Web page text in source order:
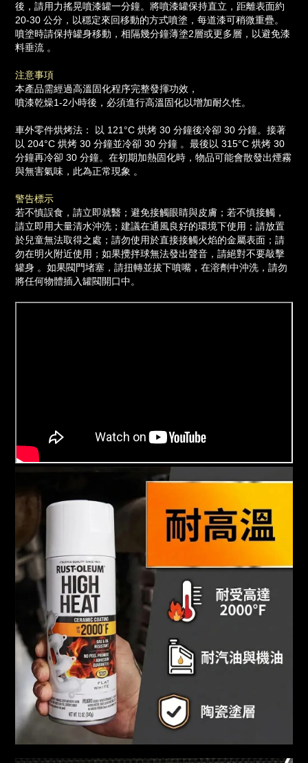
後，請用力搖晃噴漆罐一分鐘。將噴漆罐保持直立，距離表面約
20-30 公分，以穩定來回移動的方式噴塗，每道漆可稍微重疊。
噴塗時請保持罐身移動，相隔幾分鐘薄塗2層或更多層，以避免漆
料垂流 。
注意事項
本產品需經過高溫固化程序完整發揮功效，
噴漆乾燥1-2小時後，必須進行高溫固化以增加耐久性。
車外零件烘烤法： 以 121°C 烘烤 30 分鐘後冷卻 30 分鐘。接著
以 204°C 烘烤 30 分鐘並冷卻 30 分鐘 。最後以 315°C 烘烤 30
分鐘再冷卻 30 分鐘。在初期加熱固化時，物品可能會散發出煙霧
與無害氣味，此為正常現象 。
警告標示
若不慎誤食，請立即就醫；避免接觸眼睛與皮膚；若不慎接觸，
請立即用大量清水沖洗；建議在通風良好的環境下使用；請放置
於兒童無法取得之處；請勿使用於直接接觸火焰的金屬表面；請
勿在明火附近使用；如果攪拌球無法發出聲音，請絕對不要敲擊
罐身 。如果閥門堵塞，請扭轉並拔下噴嘴，在溶劑中沖洗，請勿
將任何物體插入罐閥開口中。